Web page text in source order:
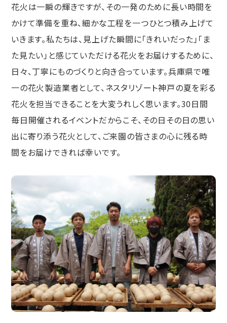
花火は一瞬の輝きですが、その一発のために長い時間を
かけて準備を重ね、細かな工程を一つひとつ積み上げて
いきます。私たちは、見上げた瞬間に「きれいだった」「ま
た見たい」と感じていただける花火をお届けするために、
日々、丁寧にものづくりと向き合っています。兵庫県で唯
一の花火製造業者として、ネスタリゾート神戸の夏を彩る
花火を担当できることを大変うれしく思います。30日間
毎日開催されるイベントだからこそ、その日その日の思い
出に寄り添う花火として、ご来園の皆さまの心に残る時
間をお届けできれば幸いです。